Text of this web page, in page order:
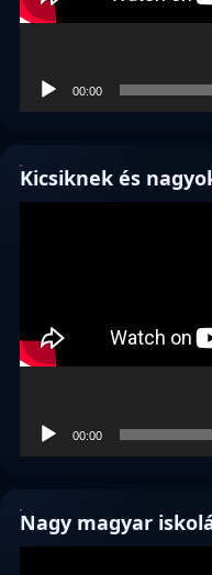
00:00
Kicsiknek és
00:00
Nagy magyar